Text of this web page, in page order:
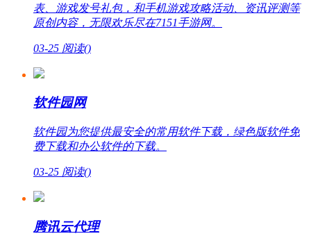
表、游戏发号礼包，和手机游戏攻略活动、资讯评测等
原创内容，无限欢乐尽在7151手游网。
03-25 阅读()
软件园网
软件园为您提供最安全的常用软件下载，绿色版软件免
费下载和办公软件的下载。
03-25 阅读()
腾讯云代理